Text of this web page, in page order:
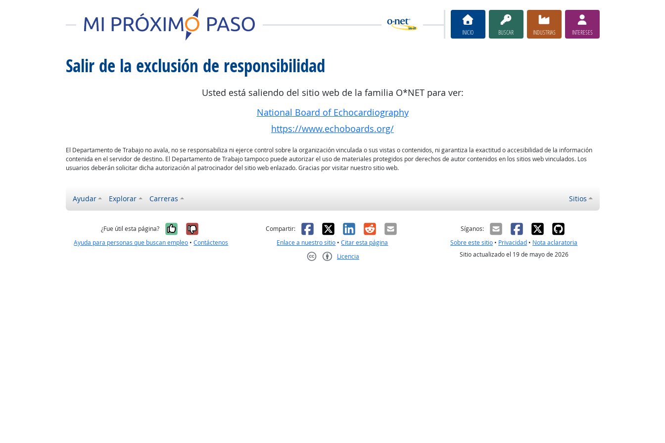
INICIO BUSCAR INDUSTRIAS INTERESES
Salir de la exclusión de responsibilidad
Usted está saliendo del sitio web de la familia O*NET para ver:
National Board of Echocardiography
https://www.echoboards.org/
El Departamento de Trabajo no avala, no se responsabiliza ni ejerce control sobre la organización vinculada o sus vistas o contenidos, ni garantiza la exactitud o accesibilidad de la información
contenida en el servidor de destino. El Departamento de Trabajo tampoco puede autorizar el uso de materiales protegidos por derechos de autor contenidos en los sitios web vinculados. Los
usuarios deberán solicitar dicha autorización al patrocinador del sitio web enlazado. Gracias por visitar nuestro sitio web.
Ayudar Explorar Carreras Sitios
¿Fue útil esta página? Sí, fue útil
No, no fue útil
Ayuda para personas que buscan empleo •Contáctenos
Compartir: Facebook
X LinkedIn
RedditCorreo electrónico
Enlace a nuestro sitio •Citar esta página
Licencia
Síganos:
Sobre este sitio • Privacidad • Nota aclaratoria
Sitio actualizado el 19 de mayo de 2026